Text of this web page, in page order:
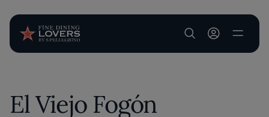
User account
El Viejo Fogón